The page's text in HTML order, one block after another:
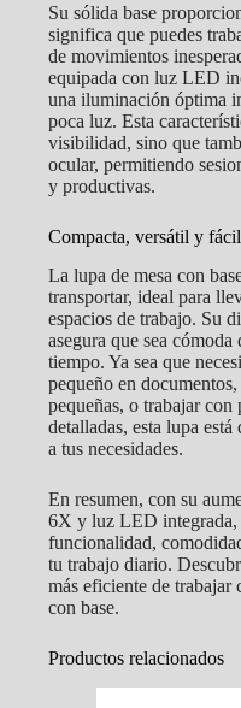
Su sólida base
significa que puedes
de movimientos
equipada con luz LED
una iluminación óptima
poca luz. Esta
visibilidad, sino que
ocular, permitiendo
y productivas.
Compacta, versátil y
La lupa de mesa con
transportar, ideal para
espacios de trabajo. Su
asegura que sea
tiempo. Ya sea que
pequeño en
pequeñas, o trabajar con
detalladas, esta lupa está
a tus necesidades.
En resumen, con su
6X y luz LED integrada,
funcionalidad,
tu trabajo diario.
más eficiente de trabajar
con base.
Productos relacionados